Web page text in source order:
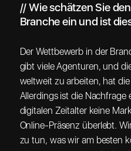
// Wie schätzen Sie
Branche ein und ist
Der Wettbewerb in der
gibt viele Agenturen, und
weltweit zu arbeiten, hat
Allerdings ist die Nachfrage
digitalen Zeitalter keine
Online-Präsenz überlebt.
zu tun, was wir am besten